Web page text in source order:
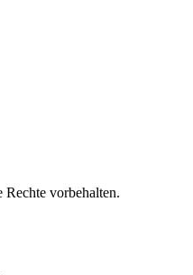
vorbehalten.